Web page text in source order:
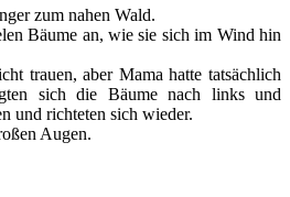
zum nahen Wald.
Bäume an, wie sie sich im Wind hin
trauen, aber Mama hatte tatsächlich
sich die Bäume nach links und
und richteten sich wieder.
Augen.